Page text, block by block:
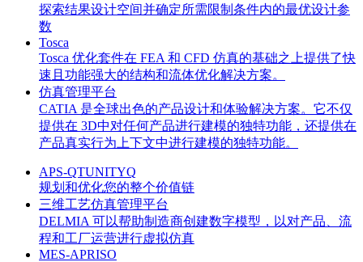
探索结果设计空间并确定所需限制条件内的最优设计参
数
Tosca
Tosca 优化套件在 FEA 和 CFD 仿真的基础之上提供了快
速且功能强大的结构和流体优化解决方案。
仿真管理平台
CATIA 是全球出色的产品设计和体验解决方案。它不仅
提供在 3D中对任何产品进行建模的独特功能，还提供在
产品真实行为上下文中进行建模的独特功能。
APS-QTUNITYQ
规划和优化您的整个价值链
三维工艺仿真管理平台
DELMIA 可以帮助制造商创建数字模型，以对产品、流
程和工厂运营进行虚拟仿真
MES-APRISO